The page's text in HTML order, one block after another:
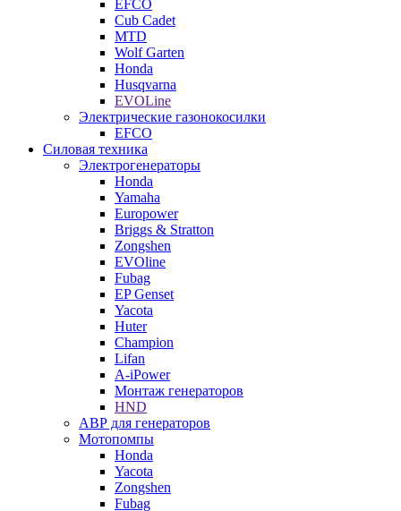
EFCO
Cub Cadet
MTD
Wolf Garten
Honda
Husqvarna
EVOLine
Электрические газонокосилки
EFCO
Силовая техника
Электрогенераторы
Honda
Yamaha
Europower
Briggs & Stratton
Zongshen
EVOline
Fubag
EP Genset
Yacota
Huter
Champion
Lifan
A-iPower
Монтаж генераторов
HND
АВР для генераторов
Мотопомпы
Honda
Yacota
Zongshen
Fubag